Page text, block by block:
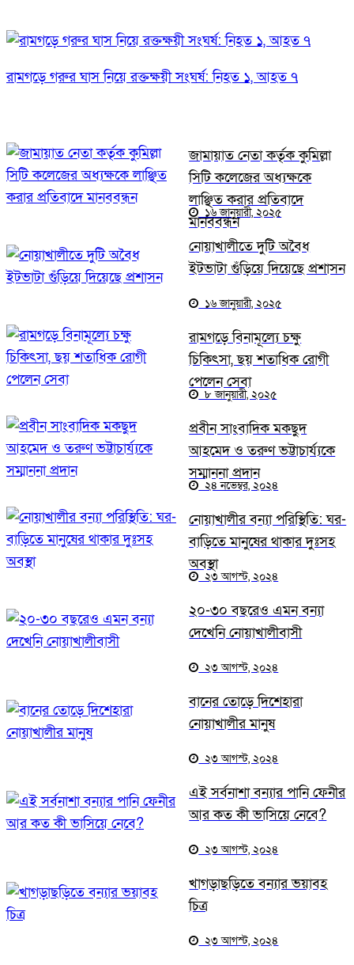
রামগড়ে গরুর ঘাস নিয়ে রক্তক্ষয়ী সংঘর্ষ: নিহত ১, আহত ৭
জামায়াত নেতা কর্তৃক কুমিল্লা
সিটি কলেজের অধ্যক্ষকে
লাঞ্ছিত করার প্রতিবাদে
মানববন্ধন
১৬ জানুয়ারী, ২০২৫
নোয়াখালীতে দুটি অবৈধ
ইটভাটা গুঁড়িয়ে দিয়েছে প্রশাসন
১৬ জানুয়ারী, ২০২৫
রামগড়ে বিনামূল্যে চক্ষু
চিকিৎসা, ছয় শতাধিক রোগী
পেলেন সেবা
৮ জানুয়ারী, ২০২৫
প্রবীন সাংবাদিক মকছুদ
আহমেদ ও তরুণ ভট্টাচার্য্যকে
সম্মাননা প্রদান
২৪ নভেম্বর, ২০২৪
নোয়াখালীর বন্যা পরিস্থিতি: ঘর-
বাড়িতে মানুষের থাকার দুঃসহ
অবস্থা
২৩ আগস্ট, ২০২৪
২০-৩০ বছরেও এমন বন্যা
দেখেনি নোয়াখালীবাসী
২৩ আগস্ট, ২০২৪
বানের তোড়ে দিশেহারা
নোয়াখালীর মানুষ
২৩ আগস্ট, ২০২৪
এই সর্বনাশা বন্যার পানি ফেনীর
আর কত কী ভাসিয়ে নেবে?
২৩ আগস্ট, ২০২৪
খাগড়াছড়িতে বন্যার ভয়াবহ
চিত্র
২৩ আগস্ট, ২০২৪